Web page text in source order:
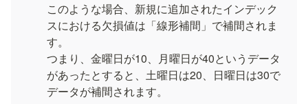
このような場合、新規に追加されたインデック
スにおける欠損値は「線形補間」で補間されま
す。
つまり、金曜日が10、月曜日が40というデータ
があったとすると、土曜日は20、日曜日は30で
データが補間されます。